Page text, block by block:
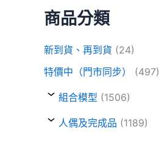
商品分類
新到貨、再到貨 (24)
特價中（門市同步）
(497)
組合模型 (1506)
人偶及完成品 (1189)